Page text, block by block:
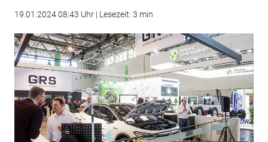
19.01.2024 08:43 Uhr | Lesezeit: 3 min